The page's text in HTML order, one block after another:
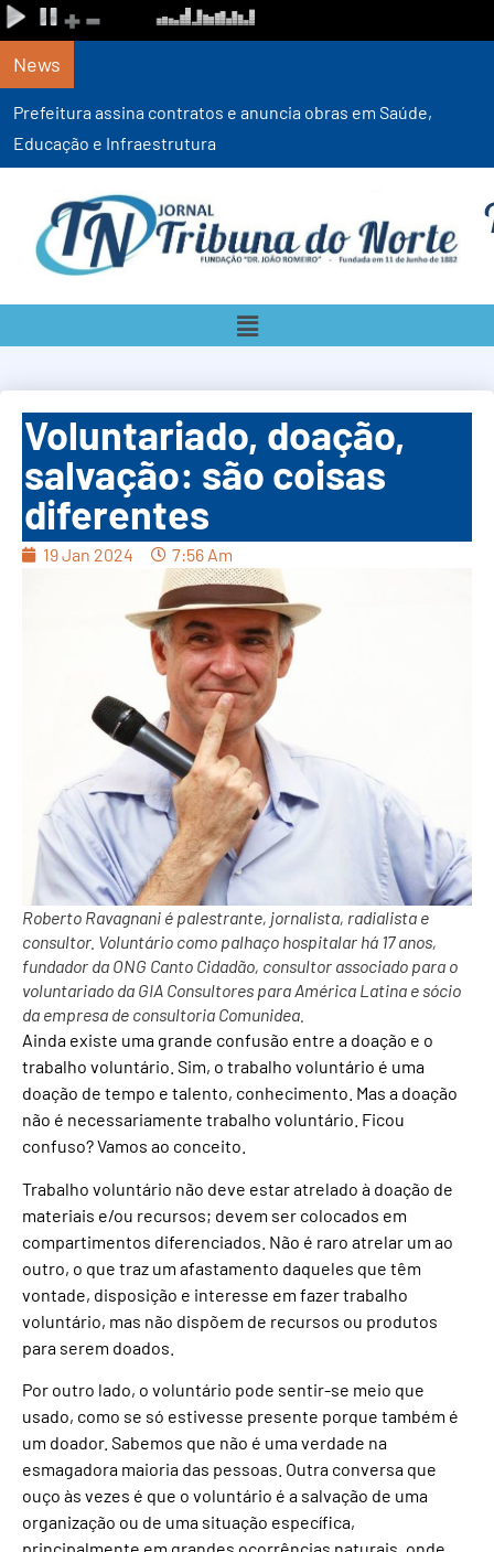
News
Voluntariado, doação,
salvação: são coisas
diferentes
19 Jan 2024 7:56 Am
Roberto Ravagnani é palestrante, jornalista, radialista e
consultor. Voluntário como palhaço hospitalar há 17 anos,
fundador da ONG Canto Cidadão, consultor associado para o
voluntariado da GIA Consultores para América Latina e sócio
da empresa de consultoria Comunidea.
Ainda existe uma grande confusão entre a doação e o
trabalho voluntário. Sim, o trabalho voluntário é uma
doação de tempo e talento, conhecimento. Mas a doação
não é necessariamente trabalho voluntário. Ficou
confuso? Vamos ao conceito.
Trabalho voluntário não deve estar atrelado à doação de
materiais e/ou recursos; devem ser colocados em
compartimentos diferenciados. Não é raro atrelar um ao
outro, o que traz um afastamento daqueles que têm
vontade, disposição e interesse em fazer trabalho
voluntário, mas não dispõem de recursos ou produtos
para serem doados.
Por outro lado, o voluntário pode sentir-se meio que
usado, como se só estivesse presente porque também é
um doador. Sabemos que não é uma verdade na
esmagadora maioria das pessoas. Outra conversa que
ouço às vezes é que o voluntário é a salvação de uma
organização ou de uma situação específica,